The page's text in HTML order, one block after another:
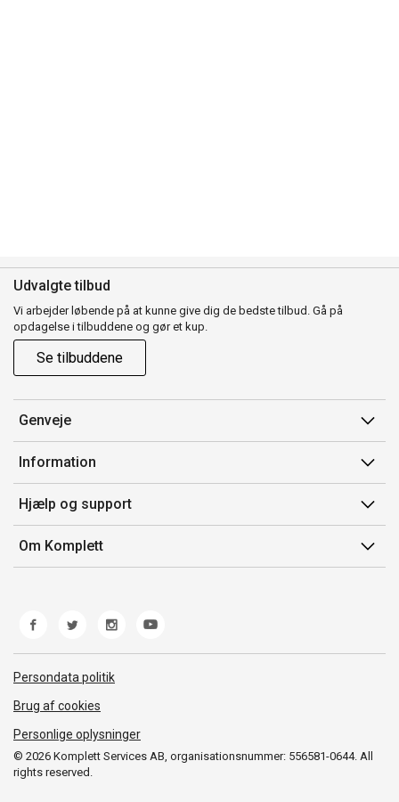
Udvalgte tilbud
Vi arbejder løbende på at kunne give dig de bedste tilbud. Gå på
opdagelse i tilbuddene og gør et kup.
Se tilbuddene
Genveje
Min side
Ordrehistorik
Gavekort
Information
Salgsbetingelser
Mærker/producent
Fortrydelsesret
Hjælp og support
Kontakt os
Kundeservice
Fejl/Mangler
Fragt og levering
Om Komplett
© 2026 Komplett Services AB, organisationsnummer: 556581-0644. All
rights reserved.
Persondata politik
Brug af cookies
Personlige oplysninger